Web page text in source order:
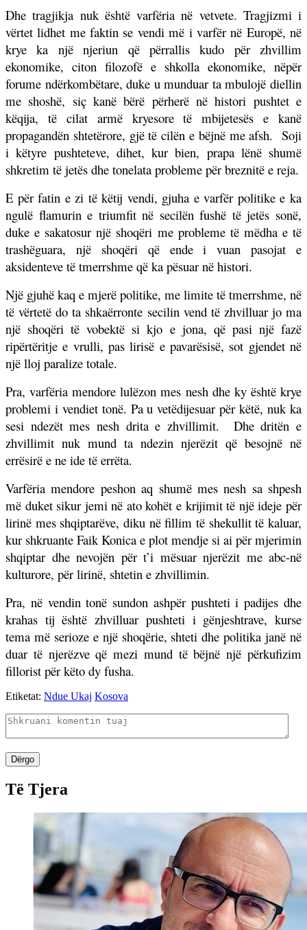
Dhe tragjikja nuk është varfëria në vetvete. Tragjizmi i
vërtet lidhet me faktin se vendi më i varfër në Europë, në
krye ka një njeriun që përrallis kudo për zhvillim
ekonomike, citon filozofë e shkolla ekonomike, nëpër
forume ndërkombëtare, duke u munduar ta mbulojë diellin
me shoshë, siç kanë bërë përherë në histori pushtet e
këqija, të cilat armë kryesore të mbijetesës e kanë
propagandën shtetërore, gjë të cilën e bëjnë me afsh. Soji
i këtyre pushteteve, dihet, kur bien, prapa lënë shumë
shkretim të jetës dhe tonelata probleme për breznitë e reja.
E për fatin e zi të këtij vendi, gjuha e varfër politike e ka
ngulë flamurin e triumfit në secilën fushë të jetës sonë,
duke e sakatosur një shoqëri me probleme të mëdha e të
trashëguara, një shoqëri që ende i vuan pasojat e
aksidenteve të tmerrshme që ka pësuar në histori.
Një gjuhë kaq e mjerë politike, me limite të tmerrshme, në
të vërtetë do ta shkaërronte secilin vend të zhvilluar jo ma
një shoqëri të vobektë si kjo e jona, që pasi një fazë
ripërtëritje e vrulli, pas lirisë e pavarësisë, sot gjendet në
një lloj paralize totale.
Pra, varfëria mendore lulëzon mes nesh dhe ky është krye
problemi i vendiet tonë. Pa u vetëdijesuar për këtë, nuk ka
sesi ndezët mes nesh drita e zhvillimit.
Dhe dritën e
zhvillimit nuk mund ta ndezin njerëzit që besojnë në
errësirë e ne ide të errëta.
Varfëria mendore peshon aq shumë mes nesh sa shpesh
më duket sikur jemi në ato kohët e krijimit të një ideje për
lirinë mes shqiptarëve, diku në fillim të shekullit të kaluar,
kur shkruante Faik Konica e plot mendje si ai për mjerimin
shqiptar dhe nevojën për t’i mësuar njerëzit me abc-në
kulturore, për lirinë, shtetin e zhvillimin.
Pra, në vendin tonë sundon ashpër pushteti i padijes dhe
krahas tij është zhvilluar pushteti i gënjeshtrave, kurse
tema më serioze e një shoqërie, shteti dhe politika janë në
duar të njerëzve që mezi mund të bëjnë një përkufizim
fillorist për këto dy fusha.
Etiketat: Ndue Ukaj Kosova
Dërgo
Të Tjera